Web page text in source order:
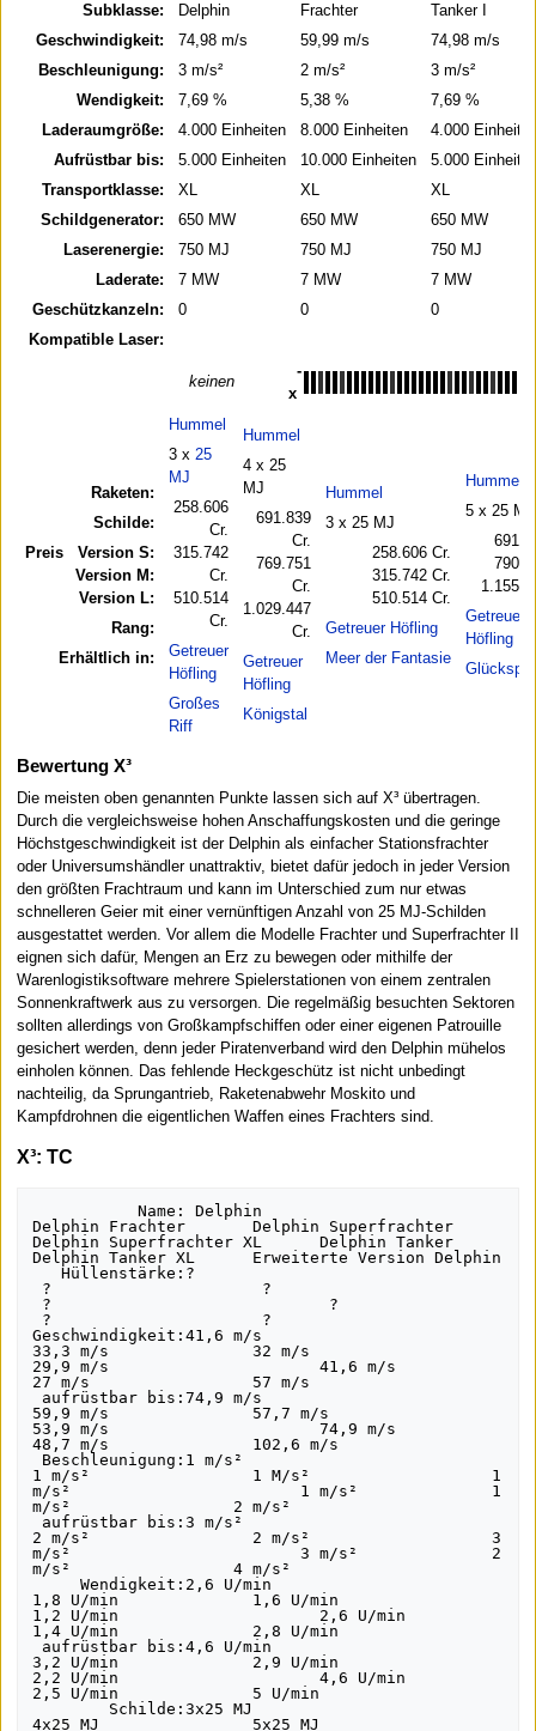
Subklasse:
Geschwindigkeit:
Beschleunigung:
Wendigkeit:
Laderaumgröße:
Aufrüstbar bis:
Transportklasse:
Schildgenerator:
Laserenergie:
Laderate:
Geschützkanzeln:
Kompatible Laser:
Delphin
74,98 m/s
3 m/s²
7,69 %
4.000 Einheiten
5.000 Einheiten
XL
650 MW
750 MJ
7 MW
0
Frachter
59,99 m/s
2 m/s²
5,38 %
8.000 Einheiten
10.000 Einheiten
XL
650 MW
750 MJ
7 MW
0
Tanker I
74,98 m/s
3 m/s²
7,69 %
4.000
5.000
XL
650 MW
750 MJ
7 MW
0
keinen
-
x
Raketen:
Schilde:
Preis Version S:
Version M:
Version L:
Rang:
Erhältlich in:
Hummel
3 x 25
MJ
258.606
Cr.
315.742
Cr.
510.514
Cr.
Getreuer
Höfling
Großes
Riff
Hummel
4 x 25
MJ
691.839
Cr.
769.751
Cr.
1.029.447
Cr.
Getreuer
Höfling
Königstal
Hummel
3 x 25 MJ
258.606 Cr.
315.742 Cr.
510.514 Cr.
Getreuer Höfling
Meer der Fantasie
Hummel
5 x 25 MJ
Getreuer
Höfling
Bewertung X³
Die meisten oben genannten Punkte lassen sich auf X³ übertragen.
Durch die vergleichsweise hohen Anschaffungskosten und die geringe
Höchstgeschwindigkeit ist der Delphin als einfacher Stationsfrachter
oder Universumshändler unattraktiv, bietet dafür jedoch in jeder Version
den größten Frachtraum und kann im Unterschied zum nur etwas
schnelleren Geier mit einer vernünftigen Anzahl von 25 MJ-Schilden
ausgestattet werden. Vor allem die Modelle Frachter und Superfrachter II
eignen sich dafür, Mengen an Erz zu bewegen oder mithilfe der
Warenlogistiksoftware mehrere Spielerstationen von einem zentralen
Sonnenkraftwerk aus zu versorgen. Die regelmäßig besuchten Sektoren
sollten allerdings von Großkampfschiffen oder einer eigenen Patrouille
gesichert werden, denn jeder Piratenverband wird den Delphin mühelos
einholen können. Das fehlende Heckgeschütz ist nicht unbedingt
nachteilig, da Sprungantrieb, Raketenabwehr Moskito und
Kampfdrohnen die eigentlichen Waffen eines Frachters sind.
X³: TC
           Name: Delphin
Delphin Frachter       Delphin Superfrachter
Delphin Superfrachter XL      Delphin Tanker
Delphin Tanker XL      Erweiterte Version Delphin
   Hüllenstärke:?
?                      ?
?                             ?
?                      ?
Geschwindigkeit:41,6 m/s
33,3 m/s               32 m/s
29,9 m/s                      41,6 m/s
27 m/s                 57 m/s
59,9 m/s               57,7 m/s
53,9 m/s                      74,9 m/s
48,7 m/s               102,6 m/s
1 m/s²                 1 M/s²                   1
m/s²                        1 m/s²              1
m/s²                 2 m/s²
2 m/s²                 2 m/s²                   3
m/s²                        3 m/s²              2
m/s²                 4 m/s²
     Wendigkeit:2,6 U/min
1,8 U/min              1,6 U/min
1,2 U/min                     2,6 U/min
1,4 U/min              2,8 U/min
3,2 U/min              2,9 U/min
2,2 U/min                     4,6 U/min
2,5 U/min              5 U/min
4x25 MJ                5x25 MJ